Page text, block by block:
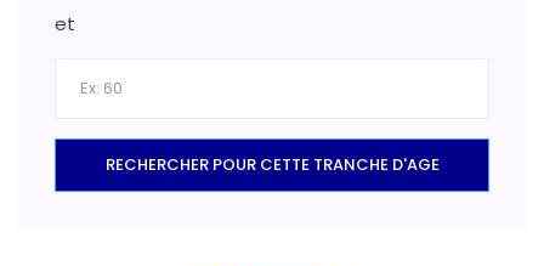
et
RECHERCHER POUR CETTE TRANCHE D'AGE